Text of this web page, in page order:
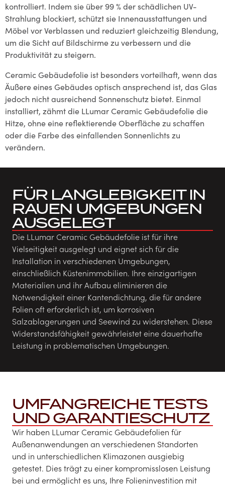
kontrolliert. Indem sie über 99 % der schädlichen UV-
Strahlung blockiert, schützt sie Innenausstattungen und
Möbel vor Verblassen und reduziert gleichzeitig Blendung,
um die Sicht auf Bildschirme zu verbessern und die
Produktivität zu steigern.
Ceramic Gebäudefolie ist besonders vorteilhaft, wenn das
Äußere eines Gebäudes optisch ansprechend ist, das Glas
jedoch nicht ausreichend Sonnenschutz bietet. Einmal
installiert, zähmt die LLumar Ceramic Gebäudefolie die
Hitze, ohne eine reflektierende Oberfläche zu schaffen
oder die Farbe des einfallenden Sonnenlichts zu
verändern.
FÜR LANGLEBIGKEIT IN
RAUEN UMGEBUNGEN
AUSGELEGT
Die LLumar Ceramic Gebäudefolie ist für ihre
Vielseitigkeit ausgelegt und eignet sich für die
Installation in verschiedenen Umgebungen,
einschließlich Küstenimmobilien. Ihre einzigartigen
Materialien und ihr Aufbau eliminieren die
Notwendigkeit einer Kantendichtung, die für andere
Folien oft erforderlich ist, um korrosiven
Salzablagerungen und Seewind zu widerstehen. Diese
Widerstandsfähigkeit gewährleistet eine dauerhafte
Leistung in problematischen Umgebungen.
UMFANGREICHE TESTS
UND GARANTIESCHUTZ
Wir haben LLumar Ceramic Gebäudefolien für
Außenanwendungen an verschiedenen Standorten
und in unterschiedlichen Klimazonen ausgiebig
getestet. Dies trägt zu einer kompromisslosen Leistung
bei und ermöglicht es uns, Ihre Folieninvestition mit